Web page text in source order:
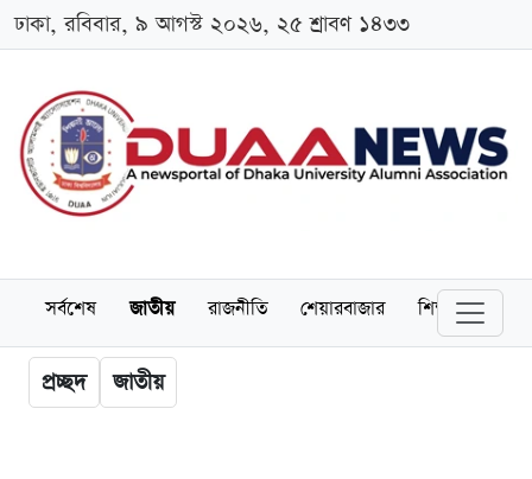
ঢাকা, রবিবার, ৯ আগস্ট ২০২৬, ২৫ শ্রাবণ ১৪৩৩
সর্বশেষ জাতীয় রাজনীতি শেয়ারবাজার শিক্ষা
প্রচ্ছদ জাতীয়